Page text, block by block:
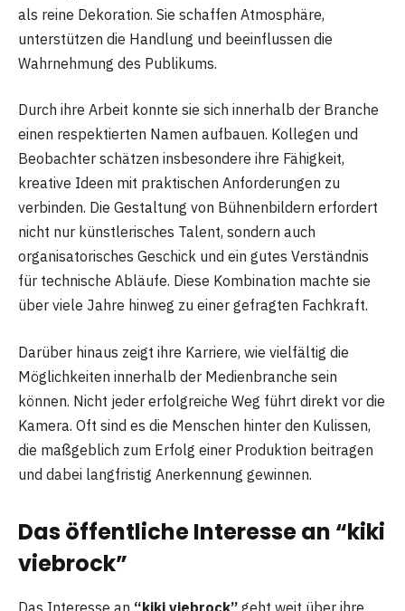
als reine Dekoration. Sie schaffen Atmosphäre,
unterstützen die Handlung und beeinflussen die
Wahrnehmung des Publikums.
Durch ihre Arbeit konnte sie sich innerhalb der Branche
einen respektierten Namen aufbauen. Kollegen und
Beobachter schätzen insbesondere ihre Fähigkeit,
kreative Ideen mit praktischen Anforderungen zu
verbinden. Die Gestaltung von Bühnenbildern erfordert
nicht nur künstlerisches Talent, sondern auch
organisatorisches Geschick und ein gutes Verständnis
für technische Abläufe. Diese Kombination machte sie
über viele Jahre hinweg zu einer gefragten Fachkraft.
Darüber hinaus zeigt ihre Karriere, wie vielfältig die
Möglichkeiten innerhalb der Medienbranche sein
können. Nicht jeder erfolgreiche Weg führt direkt vor die
Kamera. Oft sind es die Menschen hinter den Kulissen,
die maßgeblich zum Erfolg einer Produktion beitragen
und dabei langfristig Anerkennung gewinnen.
Das öffentliche Interesse an “kiki
viebrock”